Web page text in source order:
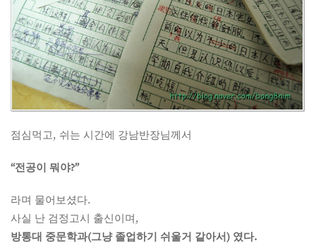
점심먹고, 쉬는 시간에 강남반장님께서
“전공이 뭐야?”
라며 물어보셨다.
사실 난 검정고시 출신이며,
방통대 중문학과(그냥 졸업하기 쉬울거 같아서) 였다.